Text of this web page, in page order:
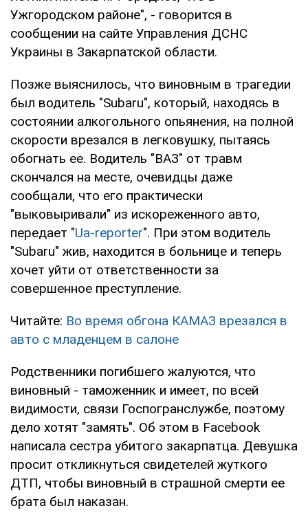
Ужгородском районе", - говорится в
сообщении на сайте Управления ДСНС
Украины в Закарпатской области.
Позже выяснилось, что виновным в трагедии
был водитель "Subaru", который, находясь в
состоянии алкогольного опьянения, на полной
скорости врезался в легковушку, пытаясь
обогнать ее. Водитель "ВАЗ" от травм
скончался на месте, очевидцы даже
сообщали, что его практически
"выковыривали" из искореженного авто,
передает "Ua-reporter". При этом водитель
"Subaru" жив, находится в больнице и теперь
хочет уйти от ответственности за
совершенное преступление.
Читайте: Во время обгона КАМАЗ врезался в
авто с младенцем в салоне
Родственники погибшего жалуются, что
виновный - таможенник и имеет, по всей
видимости, связи Госпогранслужбе, поэтому
дело хотят "замять". Об этом в Facebook
написала сестра убитого закарпатца. Девушка
просит откликнуться свидетелей жуткого
ДТП, чтобы виновный в страшной смерти ее
брата был наказан.